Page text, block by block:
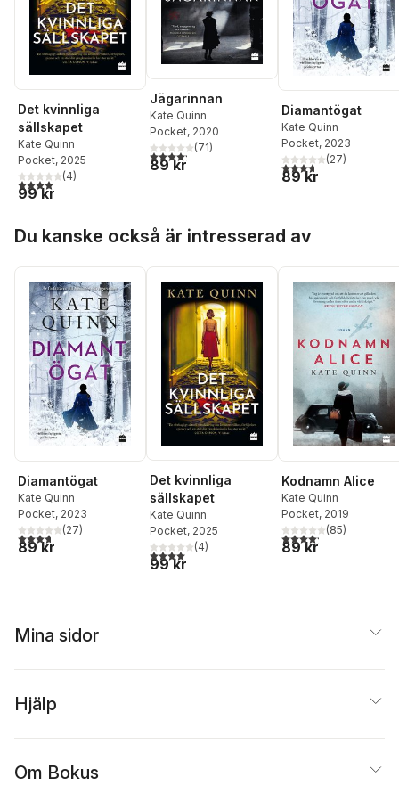
Det kvinnliga
sällskapet
Kate Quinn
Pocket, 2025
4,0utav 5 stjärnor. Totalt antal röster:
(4)
99 kr
Jägarinnan
Kate Quinn
Pocket, 2020
4,2utav 5 stjärnor. Totalt antal röster:
(71)
89 kr
Diamantögat
Kate Quinn
Pocket, 2023
3,7utav 5 stjärnor.
(27)
89 kr
Du kanske också är intresserad av
Diamantögat
Kate Quinn
Pocket, 2023
3,7utav 5 stjärnor. Totalt antal röster:
(27)
89 kr
Det kvinnliga
sällskapet
Kate Quinn
Pocket, 2025
4,0utav 5 stjärnor. Totalt antal röster:
(4)
99 kr
Kodnamn Alice
Kate Quinn
Pocket, 2019
4,2utav 5 stjärnor.
(85)
89 kr
Mina sidor
Hjälp
Om Bokus